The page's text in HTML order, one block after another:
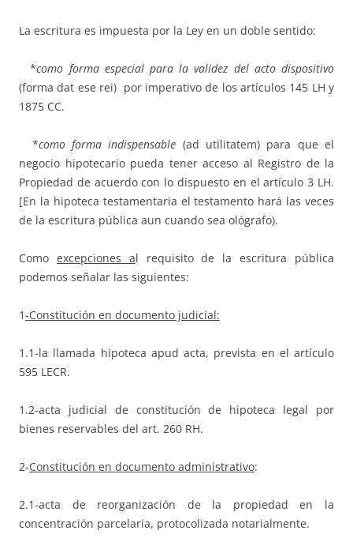
La escritura es impuesta por la Ley en un doble sentido:
*como forma especial para la validez del acto dispositivo
(forma dat ese rei) por imperativo de los artículos 145 LH y
1875 CC.
*como forma indispensable (ad utilitatem) para que el
negocio hipotecario pueda tener acceso al Registro de la
Propiedad de acuerdo con lo dispuesto en el artículo 3 LH.
[En la hipoteca testamentaria el testamento hará las veces
de la escritura pública aun cuando sea ológrafo).
Como excepciones al requisito de la escritura pública
podemos señalar las siguientes:
1-Constitución en documento judicial:
1.1-la llamada hipoteca apud acta, prevista en el artículo
595 LECR.
1.2-acta judicial de constitución de hipoteca legal por
bienes reservables del art. 260 RH.
2-Constitución en documento administrativo:
2.1-acta de reorganización de la propiedad en la
concentración parcelaria, protocolizada notarialmente.